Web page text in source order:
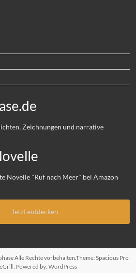
Zeichnungen und narrative
Novelle "Ruf nach Meer" bei Amazon
Jetzt entdecken
Alle Rechte vorbehalten.Theme: Spacious Pro
Powered by:WordPress